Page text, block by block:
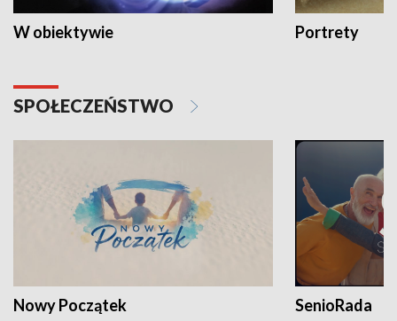
W obiektywie Portrety
SPOŁECZEŃSTWO
Nowy Początek SenioRada